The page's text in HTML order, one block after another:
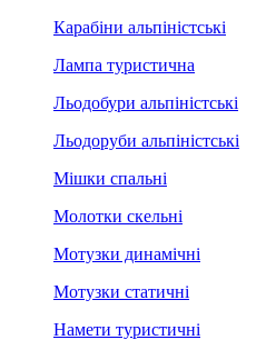
Карабіни альпіністські
Лампа туристична
Льодобури альпіністські
Льодоруби альпіністські
Мішки спальні
Молотки скельні
Мотузки динамічні
Мотузки статичні
Намети туристичні